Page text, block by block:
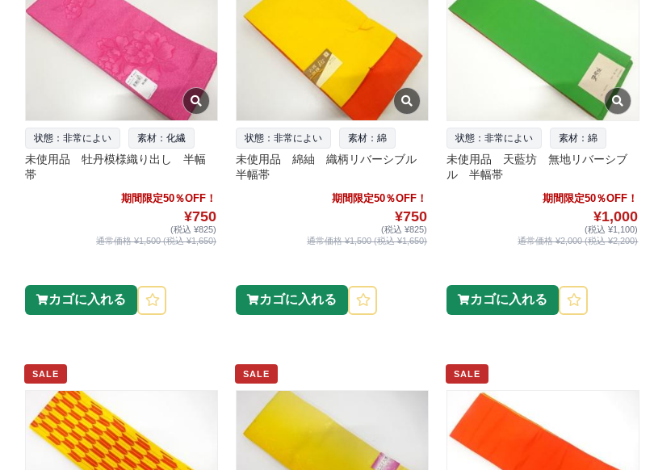
状態：非常によい 素材：化繊
未使用品 牡丹模様織り出し 半幅
帯
期間限定50％OFF！
¥750
(税込 ¥825)
通常価格 ¥1,500 (税込 ¥1,650)
カゴに入れる
状態：非常によい 素材：綿
未使用品 綿紬 織柄リバーシブル
半幅帯
期間限定50％OFF！
¥750
(税込 ¥825)
通常価格 ¥1,500 (税込 ¥1,650)
カゴに入れる
状態：非常によい 素材：綿
未使用品 天藍坊 無地リバーシブ
ル 半幅帯
期間限定50％OFF！
¥1,000
(税込 ¥1,100)
通常価格 ¥2,000 (税込 ¥2,200)
カゴに入れる
SALE SALE SALE